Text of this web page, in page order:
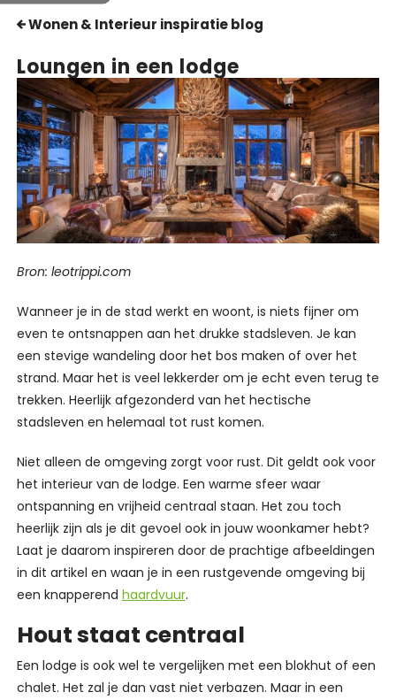
Wonen & Interieur inspiratie blog
Loungen in een lodge
Bron: leotrippi.com
Wanneer je in de stad werkt en woont, is niets fijner om
even te ontsnappen aan het drukke stadsleven. Je kan
een stevige wandeling door het bos maken of over het
strand. Maar het is veel lekkerder om je echt even terug te
trekken. Heerlijk afgezonderd van het hectische
stadsleven en helemaal tot rust komen.
Niet alleen de omgeving zorgt voor rust. Dit geldt ook voor
het interieur van de lodge. Een warme sfeer waar
ontspanning en vrijheid centraal staan. Het zou toch
heerlijk zijn als je dit gevoel ook in jouw woonkamer hebt?
Laat je daarom inspireren door de prachtige afbeeldingen
in dit artikel en waan je in een rustgevende omgeving bij
een knapperend haardvuur.
Hout staat centraal
Een lodge is ook wel te vergelijken met een blokhut of een
chalet. Het zal je dan vast niet verbazen. Maar in een